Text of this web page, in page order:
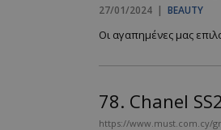
27/01/2024 | BEAUTY
Οι αγαπημένες μας
78. Chanel
https://www.must.com.cy/